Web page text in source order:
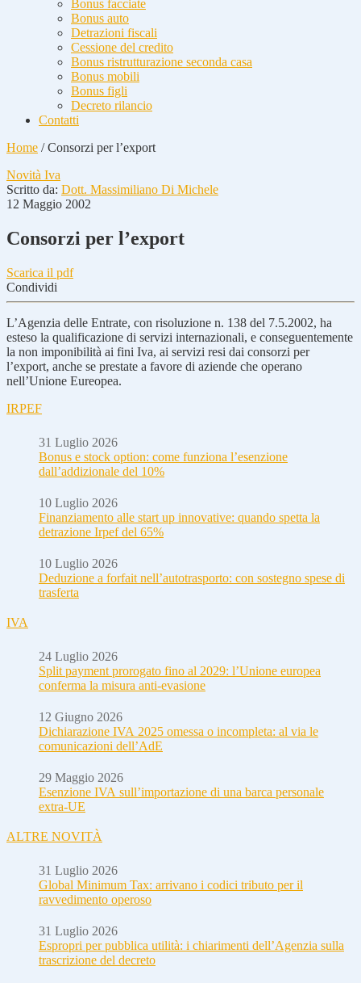
Bonus facciate
Bonus auto
Detrazioni fiscali
Cessione del credito
Bonus ristrutturazione seconda casa
Bonus mobili
Bonus figli
Decreto rilancio
Contatti
Home /Consorzi per l’export
Novità Iva
Scritto da: Dott. Massimiliano Di Michele
12 Maggio 2002
Consorzi per l’export
Scarica il pdf
Condividi
L’Agenzia delle Entrate, con risoluzione n. 138 del 7.5.2002, ha
esteso la qualificazione di servizi internazionali, e conseguentemente
la non imponibilità ai fini Iva, ai servizi resi dai consorzi per
l’export, anche se prestate a favore di aziende che operano
nell’Unione Eureopea.
IRPEF
31 Luglio 2026
Bonus e stock option: come funziona l’esenzione
dall’addizionale del 10%
10 Luglio 2026
Finanziamento alle start up innovative: quando spetta la
detrazione Irpef del 65%
10 Luglio 2026
Deduzione a forfait nell’autotrasporto: con sostegno spese di
trasferta
IVA
24 Luglio 2026
Split payment prorogato fino al 2029: l’Unione europea
conferma la misura anti-evasione
12 Giugno 2026
Dichiarazione IVA 2025 omessa o incompleta: al via le
comunicazioni dell’AdE
29 Maggio 2026
Esenzione IVA sull’importazione di una barca personale
extra-UE
ALTRE NOVITÀ
31 Luglio 2026
Global Minimum Tax: arrivano i codici tributo per il
ravvedimento operoso
31 Luglio 2026
Espropri per pubblica utilità: i chiarimenti dell’Agenzia sulla
trascrizione del decreto